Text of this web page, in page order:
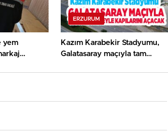
yem
ERZURUM
Kazım Karabekir Stadyumu,
Galatasaray maçıyla tam